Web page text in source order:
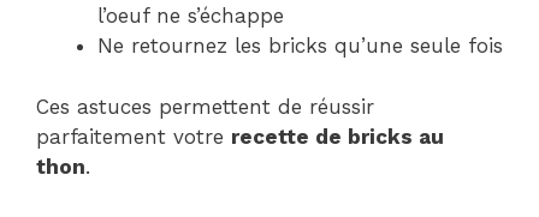
l’oeuf ne s’échappe
Ne retournez les bricks qu’une seule fois
Ces astuces permettent de réussir
parfaitement votre recette de bricks au
thon.